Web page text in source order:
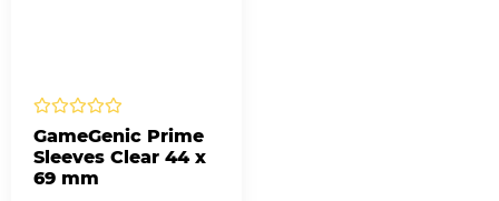
GameGenic Prime
Sleeves Clear 44 x
69 mm